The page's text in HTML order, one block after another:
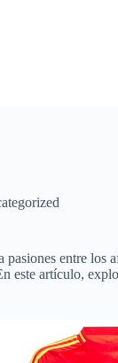
entre
este artículo,